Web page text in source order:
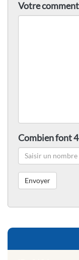
Votre
Combien font 4